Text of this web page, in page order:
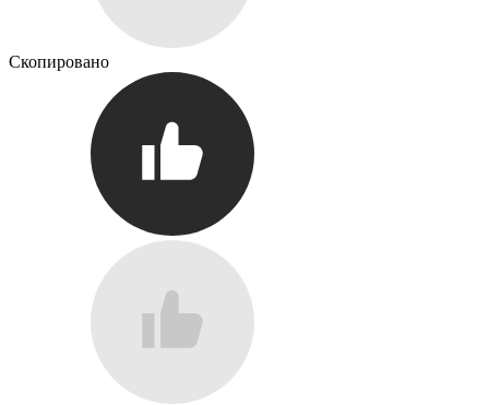
Скопировано